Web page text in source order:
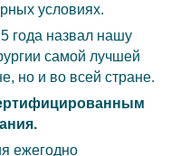
условиях.
года назвал нашу
самой лучшей
но и во всей стране.
ежегодно